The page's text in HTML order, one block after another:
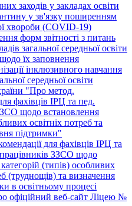
заходів у закладах освіти
у зв'язку поширенням
хвороби (COVID-19)
форм звітності з питань
загальної середньої освіти
їх заповнення
інклюзивного навчання
середньої освіти
"Про метод.
фахівців ІРЦ та пед.
щодо встановлення
освітніх потреб та
підтримки"
для фахівців ІРЦ та
ЗЗСО щодо
(типів) особливих
(труднощів) та визначення
в освітньому процесі
офіційний веб-сайт Ліцею №